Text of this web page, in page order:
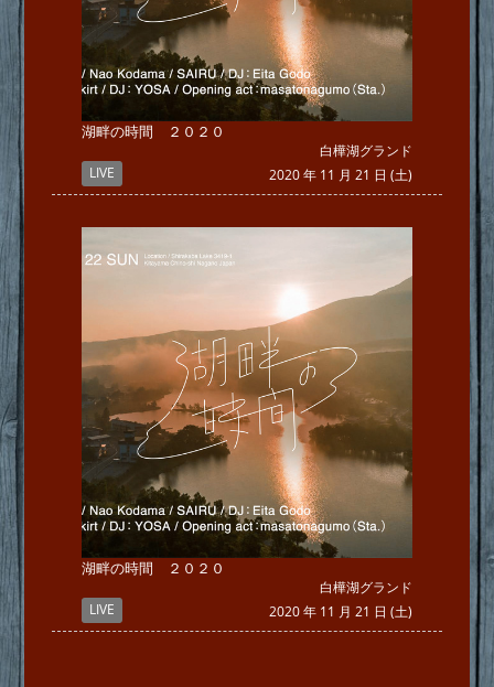
湖畔の時間 ２０２０
白樺湖グランド
LIVE 2020 年 11 月 21 日 (土)
湖畔の時間 ２０２０
白樺湖グランド
LIVE 2020 年 11 月 21 日 (土)